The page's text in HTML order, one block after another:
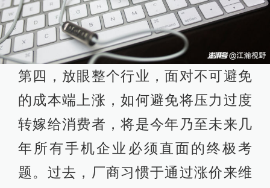
第四，放眼整个行业，面对不可避免
的成本端上涨，如何避免将压力过度
转嫁给消费者，将是今年乃至未来几
年所有手机企业必须直面的终极考
题。过去，厂商习惯于通过涨价来维